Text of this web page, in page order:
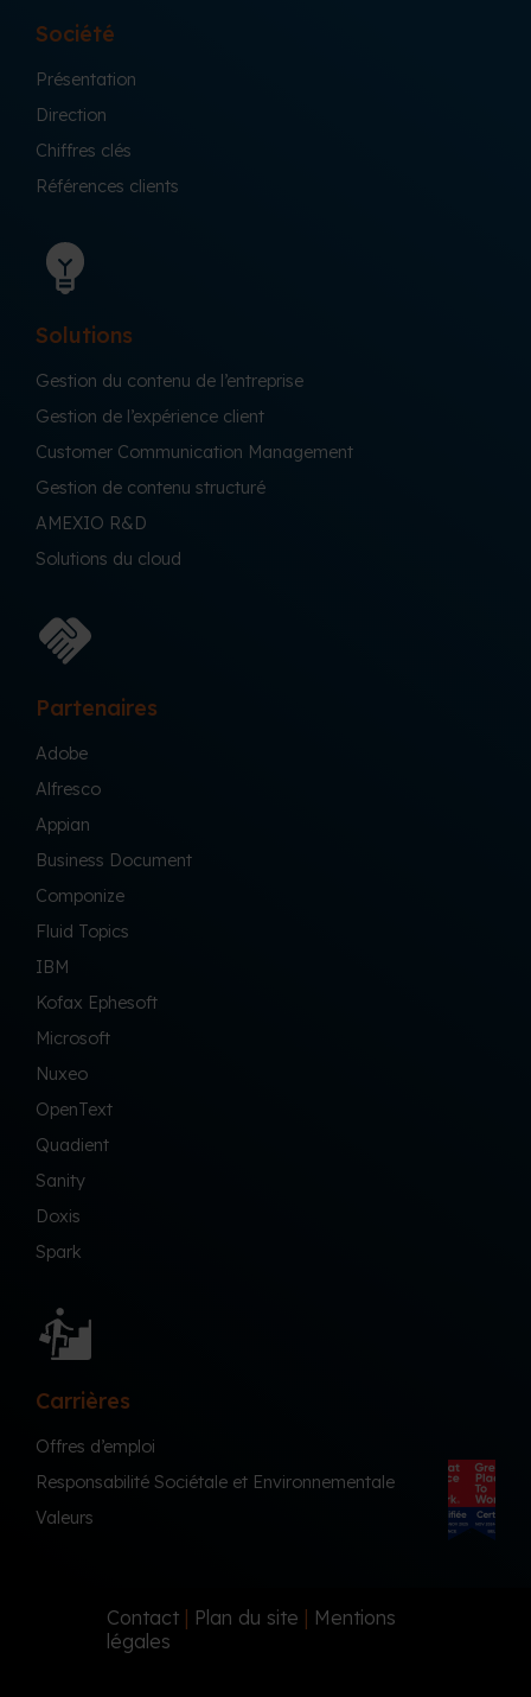
Société
Présentation
Direction
Chiffres clés
Références clients
Solutions
Gestion du contenu de l’entreprise
Gestion de l’expérience client
Customer Communication Management
Gestion de contenu structuré
AMEXIO R&D
Solutions du cloud
Partenaires
Adobe
Alfresco
Appian
Business Document
Componize
Fluid Topics
IBM
Kofax Ephesoft
Microsoft
Nuxeo
OpenText
Quadient
Sanity
Doxis
Spark
Carrières
Offres d’emploi
Responsabilité Sociétale et Environnementale
Valeurs
Contact | Plan du site | Mentions
légales